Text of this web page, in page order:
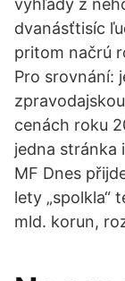
výhľady z
dvanásťtisíc
pritom načrú
Pro srovnání:
cenách roku
jedna stránka
MF Dnes
lety „spolkla“
mld. korun,